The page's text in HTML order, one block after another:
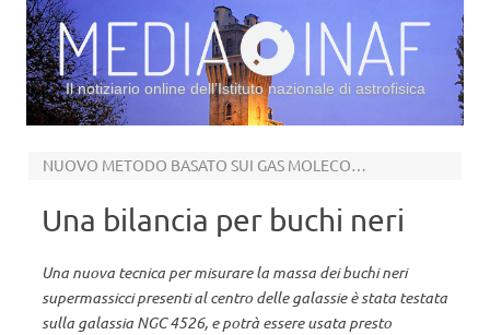
Il notiziario online dell’Istituto nazionale di astrofisica
NUOVO METODO BASATO SUI GAS MOLECOLARI
Una bilancia per buchi neri
Una nuova tecnica per misurare la massa dei buchi neri
supermassicci presenti al centro delle galassie è stata testata
sulla galassia NGC 4526, e potrà essere usata presto